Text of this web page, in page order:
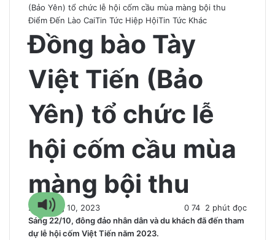
(Bảo Yên) tổ chức lễ hội cốm cầu mùa màng bội thu
Điểm Đến Lào CaiTin Tức Hiệp HộiTin Tức Khác
Đồng bào Tày
Việt Tiến (Bảo
Yên) tổ chức lễ
hội cốm cầu mùa
màng bội thu
26 Tháng 10, 2023 0 74 2 phút đọc
Sáng 22/10, đông đảo nhân dân và du khách đã đến tham
dự lễ hội cốm Việt Tiến năm 2023.